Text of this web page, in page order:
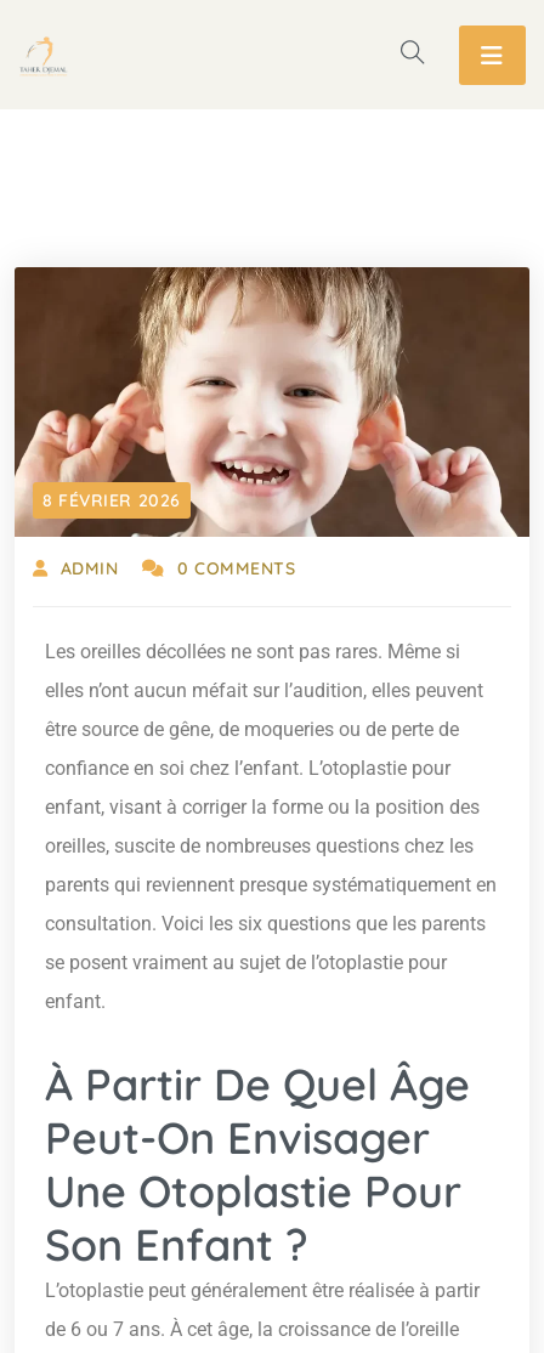
8 FÉVRIER 2026
ADMIN 0 COMMENTS
Les oreilles décollées ne sont pas rares. Même si
elles n’ont aucun méfait sur l’audition, elles peuvent
être source de gêne, de moqueries ou de perte de
confiance en soi chez l’enfant. L’otoplastie pour
enfant, visant à corriger la forme ou la position des
oreilles, suscite de nombreuses questions chez les
parents qui reviennent presque systématiquement en
consultation. Voici les six questions que les parents
se posent vraiment au sujet de l’otoplastie pour
enfant.
À Partir De Quel Âge
Peut-On Envisager
Une Otoplastie Pour
Son Enfant ?
L’otoplastie peut généralement être réalisée à partir
de 6 ou 7 ans. À cet âge, la croissance de l’oreille